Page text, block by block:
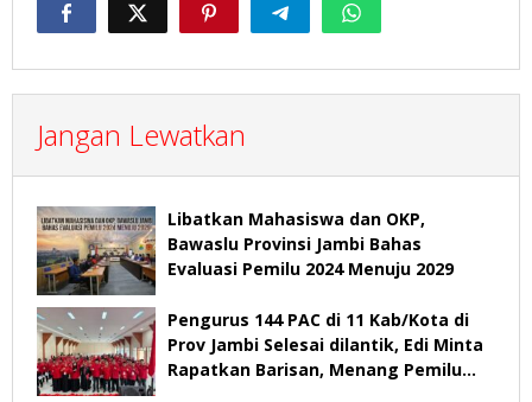
Jangan Lewatkan
Libatkan Mahasiswa dan OKP,
Bawaslu Provinsi Jambi Bahas
Evaluasi Pemilu 2024 Menuju 2029
Pengurus 144 PAC di 11 Kab/Kota di
Prov Jambi Selesai dilantik, Edi Minta
Rapatkan Barisan, Menang Pemilu